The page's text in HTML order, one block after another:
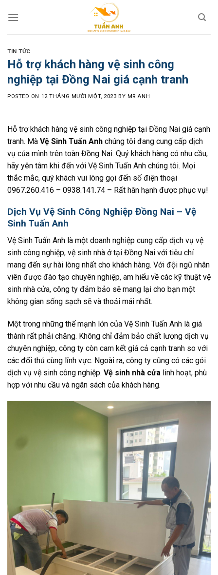
TIN TỨC
Hỗ trợ khách hàng vệ sinh công
nghiệp tại Đồng Nai giá cạnh tranh
POSTED ON 12 THÁNG MƯỜI MỘT, 2023 BY MR ANH
Hỗ trợ khách hàng vệ sinh công nghiệp tại Đồng Nai giá cạnh
tranh. Mà Vệ Sinh Tuấn Anh chúng tôi đang cung cấp dịch
vụ của mình trên toàn Đồng Nai. Quý khách hàng có nhu cầu,
hãy yên tâm khi đến với Vệ Sinh Tuấn Anh chúng tôi. Mọi
thắc mắc, quý khách vui lòng gọi đến số điện thoại
0967.260.416 – 0938.141.74 – Rất hân hạnh được phục vụ!
Dịch Vụ Vệ Sinh Công Nghiệp Đồng Nai – Vệ
Sinh Tuấn Anh
Vệ Sinh Tuấn Anh là một doanh nghiệp cung cấp dịch vụ vệ
sinh công nghiệp, vệ sinh nhà ở tại Đồng Nai với tiêu chí
mang đến sự hài lòng nhất cho khách hàng. Với đội ngũ nhân
viên được đào tạo chuyên nghiệp, am hiểu về các kỹ thuật vệ
sinh nhà cửa, công ty đảm bảo sẽ mang lại cho bạn một
không gian sống sạch sẽ và thoải mái nhất.
Một trong những thế mạnh lớn của Vệ Sinh Tuấn Anh là giá
thành rất phải chăng. Không chỉ đảm bảo chất lượng dịch vụ
chuyên nghiệp, công ty còn cam kết giá cả cạnh tranh so với
các đối thủ cùng lĩnh vực. Ngoài ra, công ty cũng có các gói
dịch vụ vệ sinh công nghiệp. Vệ sinh nhà cửa linh hoạt, phù
hợp với nhu cầu và ngân sách của khách hàng.